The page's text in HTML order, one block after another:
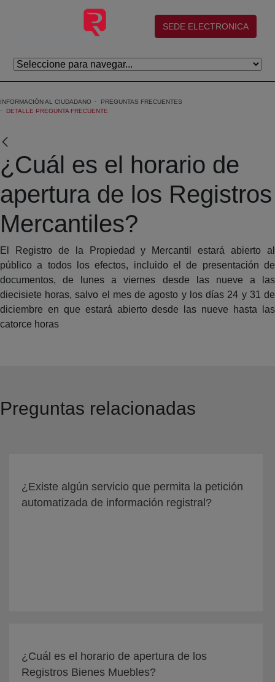
Skip to Main Content
(abre en nueva ventana)
SEDE ELECTRONICA
INFORMACIÓN AL CIUDADANO
PREGUNTAS FRECUENTES
DETALLE PREGUNTA FRECUENTE
¿Cuál es el horario de
apertura de los Registros
Mercantiles?
El Registro de la Propiedad y Mercantil estará abierto al
público a todos los efectos, incluido el de presentación de
documentos, de lunes a viernes desde las nueve a las
diecisiete horas, salvo el mes de agosto y los días 24 y 31 de
diciembre en que estará abierto desde las nueve hasta las
catorce horas
Preguntas relacionadas
¿Existe algún servicio que permita la petición
automatizada de información registral?
¿Cuál es el horario de apertura de los
Registros Bienes Muebles?